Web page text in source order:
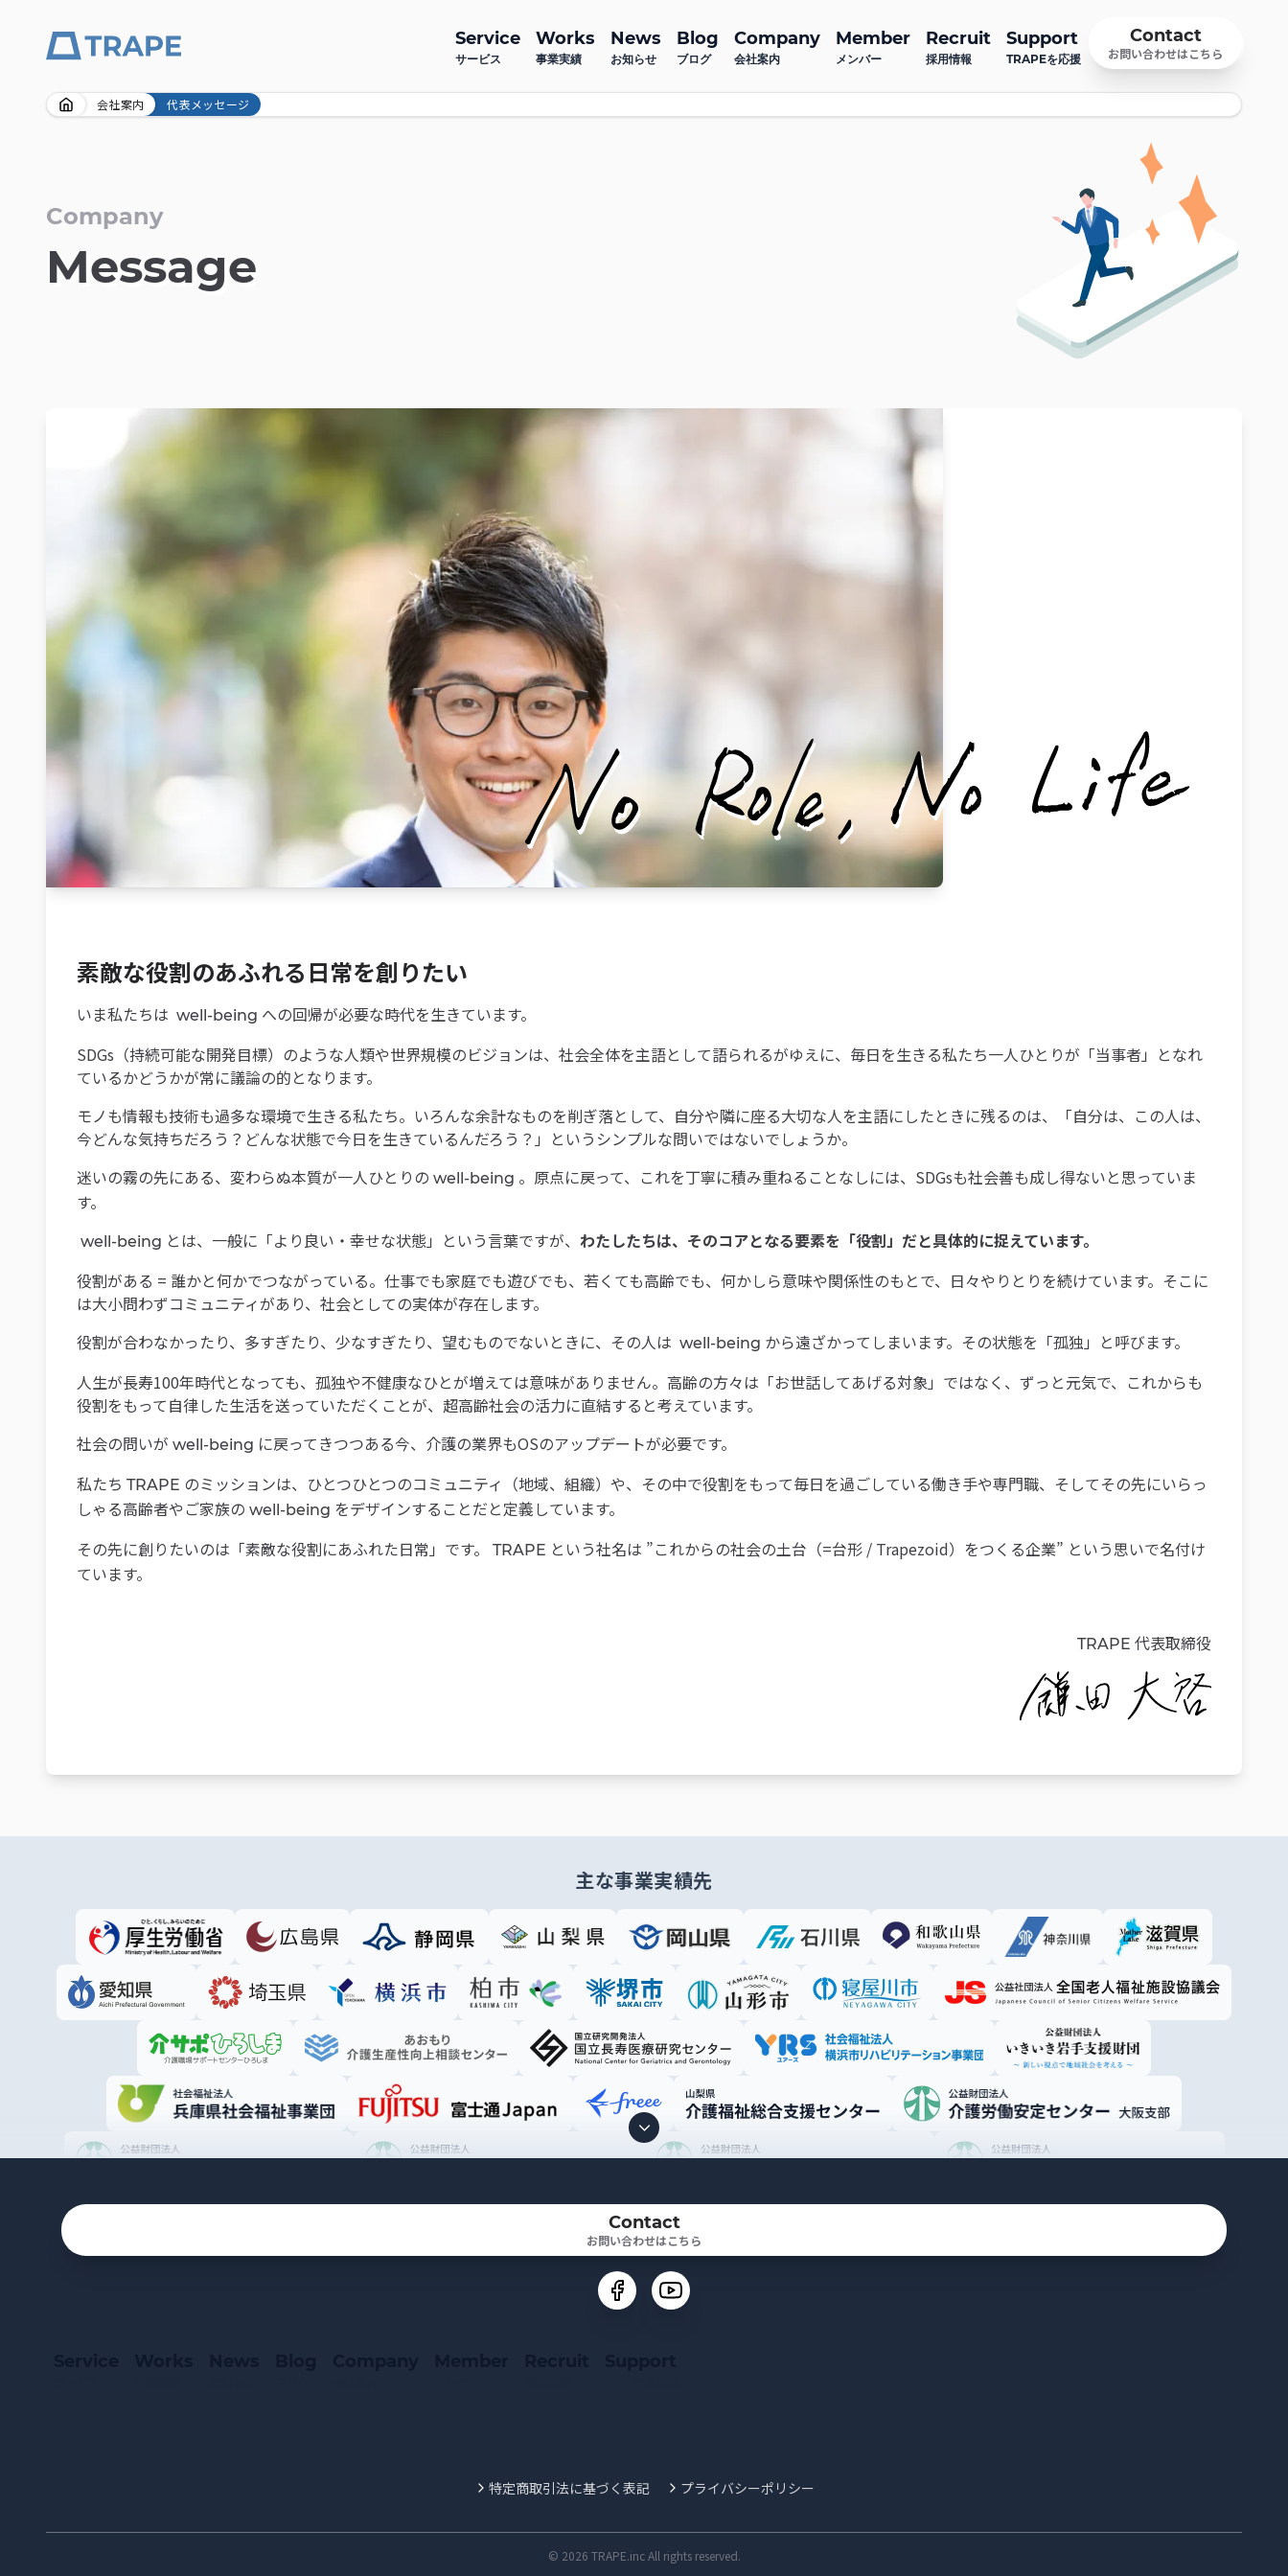
Service
サービス
Works
事業実績
News
お知らせ
Blog
ブログ
Company
会社案内
Member
メンバー
Recruit
採用情報
Support
TRAPEを応援
Contact
お問い合わせはこちら
会社案内 代表メッセージ
Company
Message
素敵な役割のあふれる日常を創りたい
いま私たちは well-being への回帰が必要な時代を生きています。
SDGs（持続可能な開発目標）のような人類や世界規模のビジョンは、社会全体を主語として語られるがゆえに、毎日を生きる私たち一人ひとりが「当事者」となれ
ているかどうかが常に議論の的となります。
モノも情報も技術も過多な環境で生きる私たち。いろんな余計なものを削ぎ落として、自分や隣に座る大切な人を主語にしたときに残るのは、「自分は、この人は、
今どんな気持ちだろう？どんな状態で今日を生きているんだろう？」というシンプルな問いではないでしょうか。
迷いの霧の先にある、変わらぬ本質が一人ひとりの well-being 。原点に戻って、これを丁寧に積み重ねることなしには、SDGsも社会善も成し得ないと思っていま
す。
well-being とは、一般に「より良い・幸せな状態」という言葉ですが、 わたしたちは、そのコアとなる要素を「役割」だと具体的に捉えています。
役割がある = 誰かと何かでつながっている。仕事でも家庭でも遊びでも、若くても高齢でも、何かしら意味や関係性のもとで、日々やりとりを続けています。そこに
は大小問わずコミュニティがあり、社会としての実体が存在します。
役割が合わなかったり、多すぎたり、少なすぎたり、望むものでないときに、その人は well-being から遠ざかってしまいます。その状態を「孤独」と呼びます。
人生が長寿100年時代となっても、孤独や不健康なひとが増えては意味がありません。高齢の方々は「お世話してあげる対象」ではなく、ずっと元気で、これからも
役割をもって自律した生活を送っていただくことが、超高齢社会の活力に直結すると考えています。
社会の問いが well-being に戻ってきつつある今、介護の業界もOSのアップデートが必要です。
私たち TRAPE のミッションは、ひとつひとつのコミュニティ（地域、組織）や、その中で役割をもって毎日を過ごしている働き手や専門職、そしてその先にいらっ
しゃる高齢者やご家族の well-being をデザインすることだと定義しています。
その先に創りたいのは「素敵な役割にあふれた日常」です。
TRAPE という社名は ”これからの社会の土台（=台形 / Trapezoid）をつくる企業” という思いで名付け
ています。
TRAPE 代表取締役
主な事業実績先
Contact
お問い合わせはこちら
特定商取引法に基づく表記 プライバシーポリシー
© 2026 TRAPE.inc All rights reserved.